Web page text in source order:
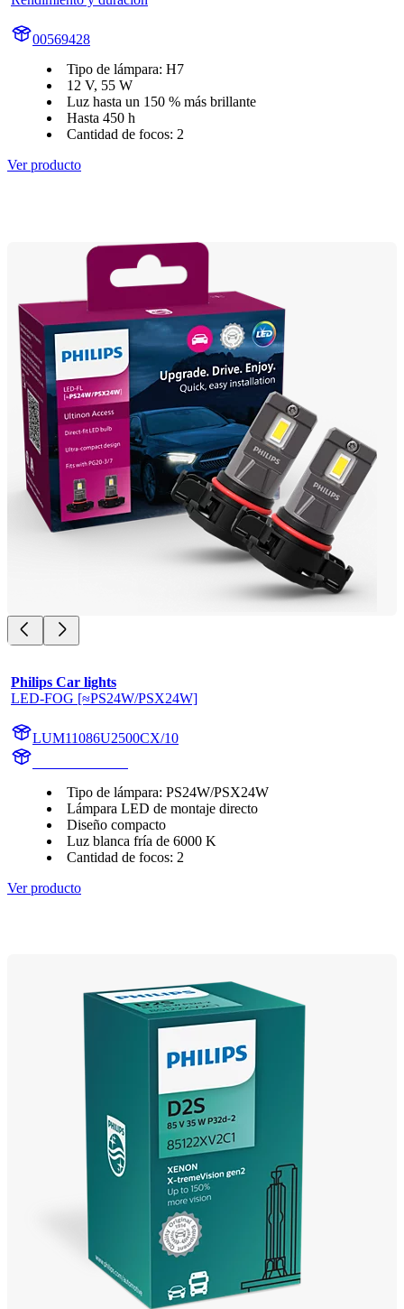
00569428
Tipo de lámpara: H7
12 V, 55 W
Luz hasta un 150 % más brillante
Hasta 450 h
Cantidad de focos: 2
Ver producto
Philips Car lights
LED-FOG [≈PS24W/PSX24W]
LUM11086U2500CX/10
Tipo de lámpara: PS24W/PSX24W
Lámpara LED de montaje directo
Diseño compacto
Luz blanca fría de 6000 K
Cantidad de focos: 2
Ver producto